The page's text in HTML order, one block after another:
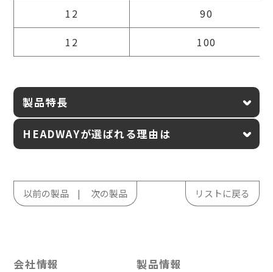
12
90
12
100
製品特長
HEADWAYが選ばれる理由は
以前の製品 次の製品 リストに戻る
会社情報 製品情報